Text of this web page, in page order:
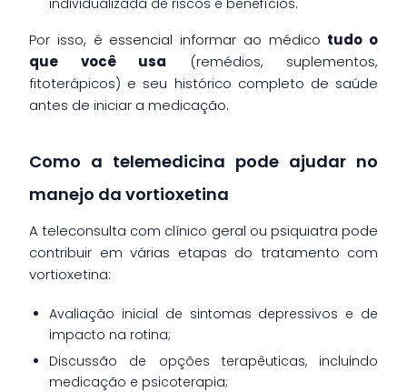
Por isso, é essencial informar ao médico tudo o
que você usa (remédios, suplementos,
fitoterápicos) e seu histórico completo de saúde
antes de iniciar a medicação.
Como a telemedicina pode ajudar no
manejo da vortioxetina
A teleconsulta com clínico geral ou psiquiatra pode
contribuir em várias etapas do tratamento com
vortioxetina:
Avaliação inicial de sintomas depressivos e de
impacto na rotina;
Discussão de opções terapêuticas, incluindo
medicação e psicoterapia;